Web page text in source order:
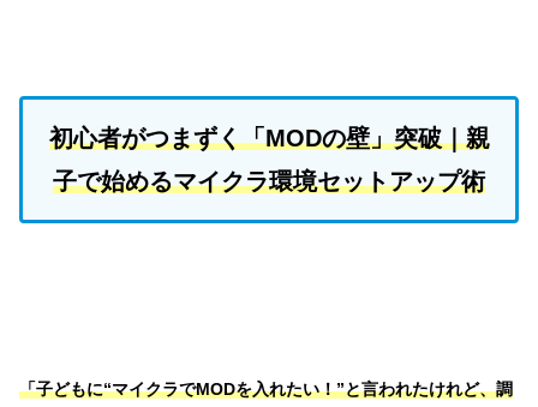
初心者がつまずく「MODの壁」突破｜親
子で始めるマイクラ環境セットアップ術
「子どもに“マイクラでMODを入れたい！”と言われたけれど、調